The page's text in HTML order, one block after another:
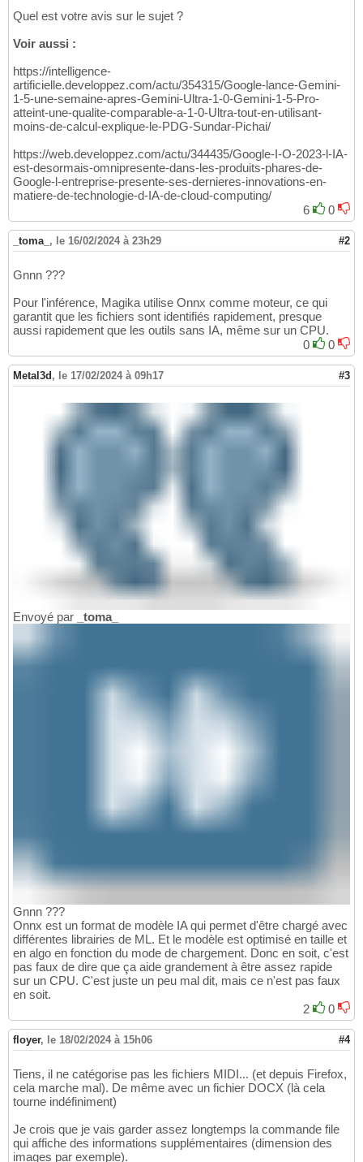
Quel est votre avis sur le sujet ?
Voir aussi :
https://intelligence-
artificielle.developpez.com/actu/354315/Google-lance-Gemini-
1-5-une-semaine-apres-Gemini-Ultra-1-0-Gemini-1-5-Pro-
atteint-une-qualite-comparable-a-1-0-Ultra-tout-en-utilisant-
moins-de-calcul-explique-le-PDG-Sundar-Pichai/
https://web.developpez.com/actu/344435/Google-I-O-2023-l-IA-
est-desormais-omnipresente-dans-les-produits-phares-de-
Google-l-entreprise-presente-ses-dernieres-innovations-en-
matiere-de-technologie-d-IA-de-cloud-computing/
6
0
_toma_ , le 16/02/2024 à 23h29 #2
Gnnn ???
Pour l'inférence, Magika utilise Onnx comme moteur, ce qui
garantit que les fichiers sont identifiés rapidement, presque
aussi rapidement que les outils sans IA, même sur un CPU.
0
0
Metal3d , le 17/02/2024 à 09h17 #3
Envoyé par _toma_
Gnnn ???
Onnx est un format de modèle IA qui permet d'être chargé avec
différentes librairies de ML. Et le modèle est optimisé en taille et
en algo en fonction du mode de chargement. Donc en soit, c'est
pas faux de dire que ça aide grandement à être assez rapide
sur un CPU. C'est juste un peu mal dit, mais ce n'est pas faux
en soit.
2
0
floyer, le 18/02/2024 à 15h06 #4
Tiens, il ne catégorise pas les fichiers MIDI... (et depuis Firefox,
cela marche mal). De même avec un fichier DOCX (là cela
tourne indéfiniment)
Je crois que je vais garder assez longtemps la commande file
qui affiche des informations supplémentaires (dimension des
images par exemple).